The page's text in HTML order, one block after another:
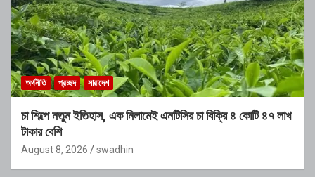
অর্থনীতি প্রচ্ছদ সারাদেশ
চা শিল্পে নতুন ইতিহাস, এক নিলামেই এনটিসির চা বিক্রি ৪ কোটি ৪৭ লাখ
টাকার বেশি
August 8, 2026 swadhin